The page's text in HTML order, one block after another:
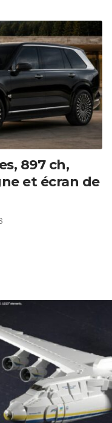
897 ch,
et écran de